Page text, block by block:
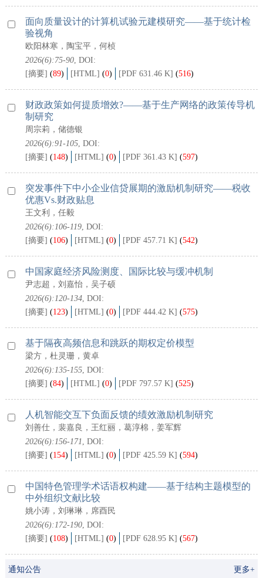
面向质量设计的计算机试验元建模研究——基于统计检
验视角
欧阳林寒，陶宝平，何桢
2026(6):75-90, DOI:
[摘要] (89) [HTML] (0) [PDF 631.46 K] (516)
财政政策如何提质增效?——基于生产网络的政策传导机
制研究
周宗莉，储德银
2026(6):91-105, DOI:
[摘要] (148) [HTML] (0) [PDF 361.43 K] (597)
突发事件下中小企业信贷展期的激励机制研究——税收
优惠vs.财政贴息
王文利，任毅
2026(6):106-119, DOI:
[摘要] (106) [HTML] (0) [PDF 457.71 K] (542)
中国家庭经济风险测度、国际比较与缓冲机制
尹志超，刘嘉怡，吴子硕
2026(6):120-134, DOI:
[摘要] (123) [HTML] (0) [PDF 444.42 K] (575)
基于隔夜高频信息和跳跃的期权定价模型
梁方，杜灵珊，黄卓
2026(6):135-155, DOI:
[摘要] (84) [HTML] (0) [PDF 797.57 K] (525)
人机智能交互下负面反馈的绩效激励机制研究
刘善仕，裴嘉良，王红丽，葛淳棉，姜军辉
2026(6):156-171, DOI:
[摘要] (154) [HTML] (0) [PDF 425.59 K] (594)
中国特色管理学术话语权构建——基于结构主题模型的
中外组织文献比较
姚小涛，刘琳琳，席酉民
2026(6):172-190, DOI:
[摘要] (108) [HTML] (0) [PDF 628.95 K] (567)
通知公告 更多+